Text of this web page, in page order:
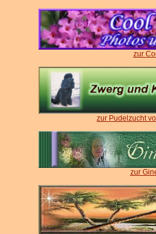
zur
zur Pudelzucht
zur